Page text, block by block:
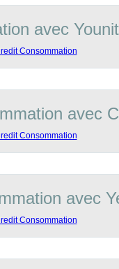
avec
avec
avec